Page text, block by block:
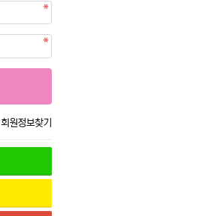
회원정보찾기